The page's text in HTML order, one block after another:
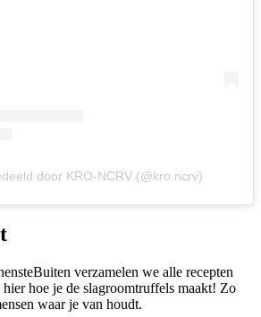
door KRO-NCRV (@kro.ncrv)
verzamelen we alle recepten
hoe je de slagroomtruffels maakt! Zo
waar je van houdt.